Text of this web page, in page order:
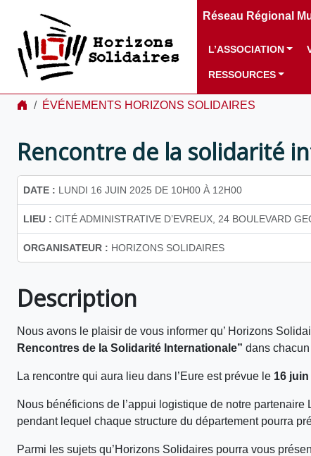
Réseau Régional
L’ASSOCIATION
RESSOURCES
ÉVÉNEMENTS HORIZONS SOLIDAIRES
Rencontre de la solidarité
DATE : LUNDI 16 JUIN 2025 DE 10H00 À 12H00
LIEU : CITÉ ADMINISTRATIVE D’EVREUX, 24 BOULEVARD
ORGANISATEUR : HORIZONS SOLIDAIRES
Description
Nous avons le plaisir de vous informer qu’ Horizons
Rencontres de la Solidarité Internationale” dans
La rencontre qui aura lieu dans l’Eure est prévue le 16
Nous bénéficions de l’appui logistique de notre
pendant lequel chaque structure du département pourra
Parmi les sujets qu’Horizons Solidaires pourra vous